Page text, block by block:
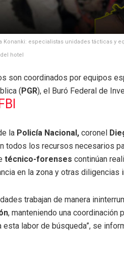
Konanki: especialistas unidades tácticas y
hotel
son coordinados por equipos
(PGR), el Buró Federal de
FBI
la Policía Nacional, coronel
todos los recursos necesarios
técnico-forenses continúan
en la zona y otras diligencias
trabajan de manera
, manteniendo una coordinación
esta labor de búsqueda”, se